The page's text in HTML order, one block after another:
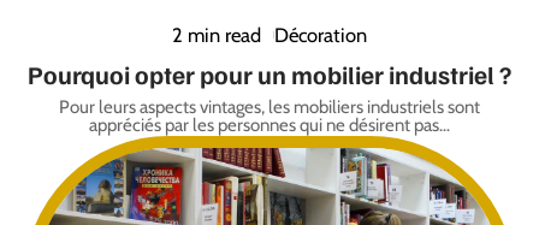
2 min read Décoration
Pourquoi opter pour un mobilier industriel ?
Pour leurs aspects vintages, les mobiliers industriels sont
appréciés par les personnes qui ne désirent pas…